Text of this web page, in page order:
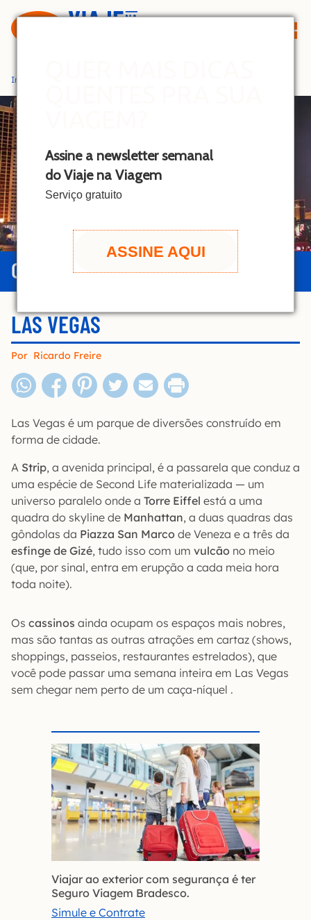
Assine a newsletter semanal
do Viaje na Viagem
Serviço gratuito
ASSINE AQUI
c
o
n
t
e
n
t
Início
GUIA DE LAS VEGAS
LAS VEGAS
Por Ricardo Freire
Las Vegas é um parque de diversões construído em
forma de cidade.
A Strip, a avenida principal, é a passarela que conduz a
uma espécie de Second Life materializada — um
universo paralelo onde a Torre Eiffel está a uma
quadra do skyline de Manhattan, a duas quadras das
gôndolas da Piazza San Marco de Veneza e a três da
esfinge de Gizé, tudo isso com um vulcão no meio
(que, por sinal, entra em erupção a cada meia hora
toda noite).
Os cassinos ainda ocupam os espaços mais nobres,
mas são tantas as outras atrações em cartaz (shows,
shoppings, passeios, restaurantes estrelados), que
você pode passar uma semana inteira em Las Vegas
sem chegar nem perto de um caça-níquel .
Viajar ao exterior com segurança é ter
Seguro Viagem Bradesco.
Simule e Contrate